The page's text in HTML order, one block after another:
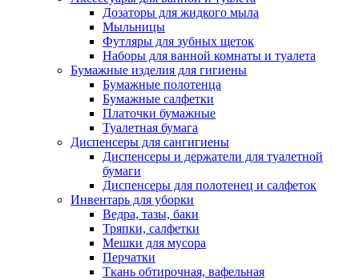
Дозаторы для жидкого мыла
Мыльницы
Футляры для зубных щеток
Наборы для ванной комнаты и туалета
Бумажные изделия для гигиены
Бумажные полотенца
Бумажные салфетки
Платочки бумажные
Туалетная бумага
Диспенсеры для сангигиены
Диспенсеры и держатели для туалетной
бумаги
Диспенсеры для полотенец и салфеток
Инвентарь для уборки
Ведра, тазы, баки
Тряпки, салфетки
Мешки для мусора
Перчатки
Ткань обтирочная, вафельная